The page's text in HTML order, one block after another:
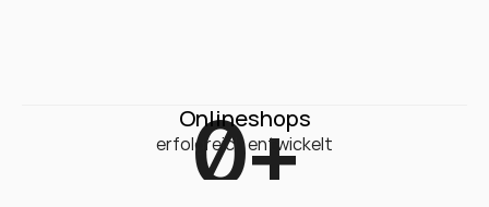
0+
Onlineshops
erfolgreich entwickelt